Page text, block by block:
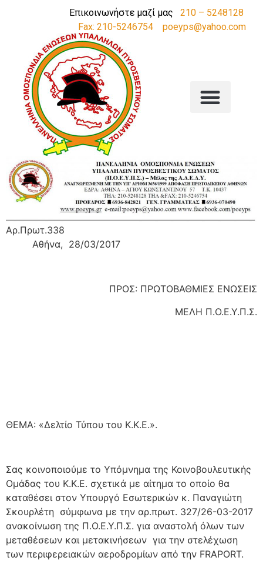
Επικοινωνήστε μαζί μας 210 – 5248128
Fax: 210-5246754
poeyps@yahoo.com
Αρ.Πρωτ.338
Αθήνα, 28/03/2017
ΠΡΟΣ: ΠΡΩΤΟΒΑΘΜΙΕΣ ΕΝΩΣΕΙΣ
ΜΕΛΗ Π.Ο.Ε.Υ.Π.Σ.
ΘΕΜΑ: «Δελτίο Τύπου του Κ.Κ.Ε.».
Σας κοινοποιούμε το Υπόμνημα της Κοινοβουλευτικής
Ομάδας του Κ.Κ.Ε. σχετικά με αίτημα το οποίο θα
καταθέσει στον Υπουργό Εσωτερικών κ. Παναγιώτη
Σκουρλέτη σύμφωνα με την αρ.πρωτ. 327/26-03-2017
ανακοίνωση της Π.Ο.Ε.Υ.Π.Σ. για αναστολή όλων των
μεταθέσεων και μετακινήσεων για την στελέχωση
των περιφερειακών αεροδρομίων από την FRAPORT.